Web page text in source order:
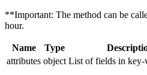
**Important: The method can be
hour.
Name Type
attributes object List of fields in key-